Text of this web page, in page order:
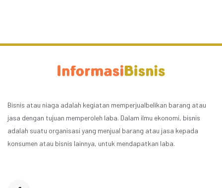
Bisnis atau niaga adalah kegiatan memperjualbelikan barang atau
jasa dengan tujuan memperoleh laba. Dalam ilmu ekonomi, bisnis
adalah suatu organisasi yang menjual barang atau jasa kepada
konsumen atau bisnis lainnya, untuk mendapatkan laba.